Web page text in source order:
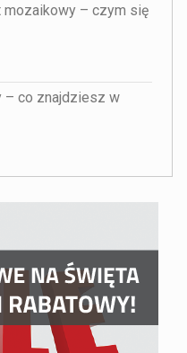
mozaikowy – czym się
– co znajdziesz w